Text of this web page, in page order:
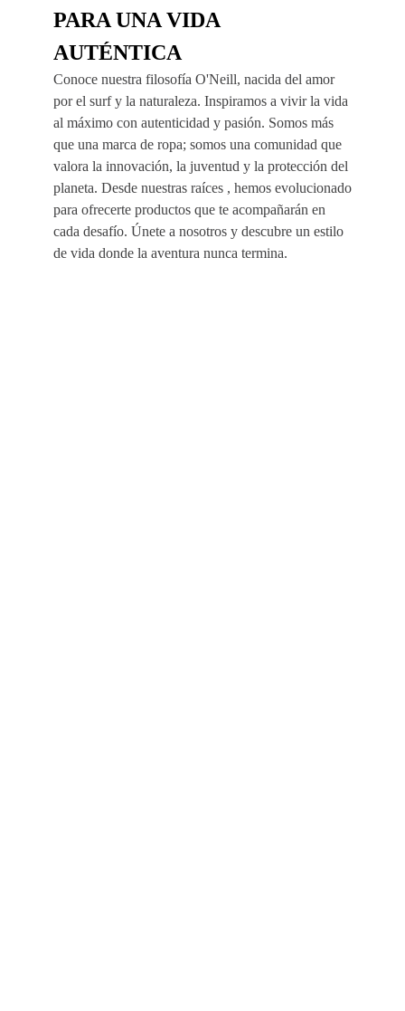
PARA UNA VIDA
AUTÉNTICA
Conoce nuestra filosofía O'Neill, nacida del amor
por el surf y la naturaleza. Inspiramos a vivir la vida
al máximo con autenticidad y pasión. Somos más
que una marca de ropa; somos una comunidad que
valora la innovación, la juventud y la protección del
planeta. Desde nuestras raíces , hemos evolucionado
para ofrecerte productos que te acompañarán en
cada desafío. Únete a nosotros y descubre un estilo
de vida donde la aventura nunca termina.